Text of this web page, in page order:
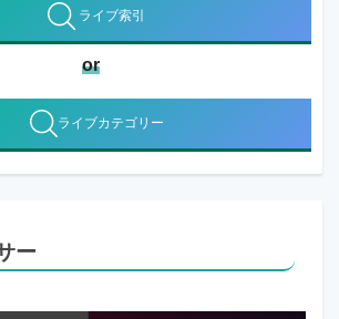
ライブ索引
or
ライブカテゴリー
ー